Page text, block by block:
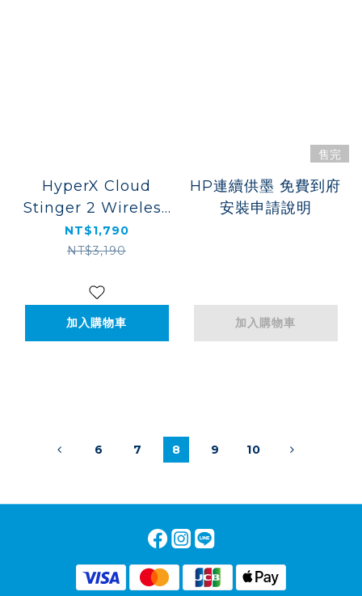
HyperX Cloud
Stinger 2 Wireless
無線電競耳機
(676A2AA)
NT$1,790
NT$3,190
加入購物車
售完
HP連續供墨 免費到府
安裝申請說明
加入購物車
6 7 8 9 10